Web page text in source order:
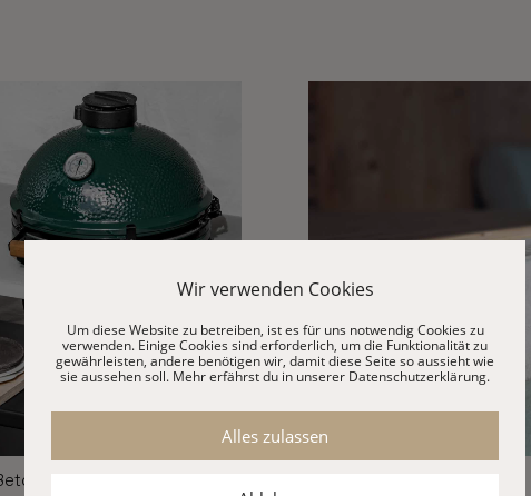
MUTABIKH mit
Wir verwenden Cookies
Um diese Website zu betreiben, ist es für uns notwendig Cookies zu
verwenden. Einige Cookies sind erforderlich, um die Funktionalität zu
gewährleisten, andere benötigen wir, damit diese Seite so aussieht wie
sie aussehen soll. Mehr erfährst du in unserer Datenschutzerklärung.
Alles zulassen